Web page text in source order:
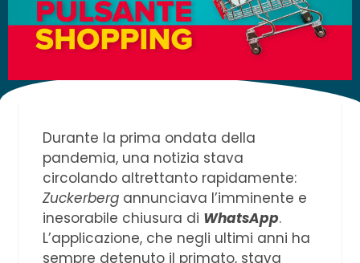
Durante la prima ondata della
pandemia, una notizia stava
circolando altrettanto rapidamente:
Zuckerberg annunciava l’imminente e
inesorabile chiusura di WhatsApp.
L’applicazione, che negli ultimi anni ha
sempre detenuto il primato, stava